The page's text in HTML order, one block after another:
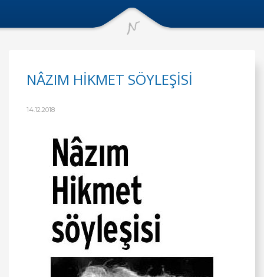
NÂZIM HİKMET SÖYLEŞİSİ
14.12.2018